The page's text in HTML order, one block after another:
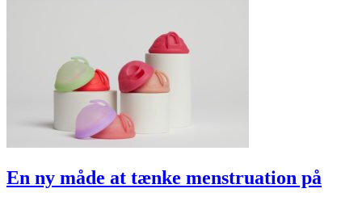
En ny måde at tænke menstruation på